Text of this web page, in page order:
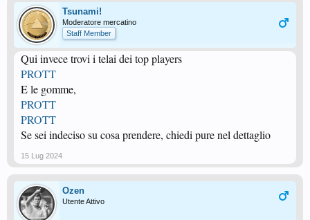
Tsunami!
Moderatore mercatino
Staff Member
Qui invece trovi i telai dei top players
PROTT
E le gomme,
PROTT
PROTT
Se sei indeciso su cosa prendere, chiedi pure nel dettaglio
15 Lug 2024
Ozen
Utente Attivo